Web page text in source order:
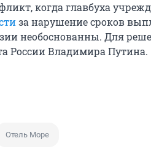
когда главбуха
за нарушение сроков
необоснованны. Для
России Владимира Путина.
Отель Море